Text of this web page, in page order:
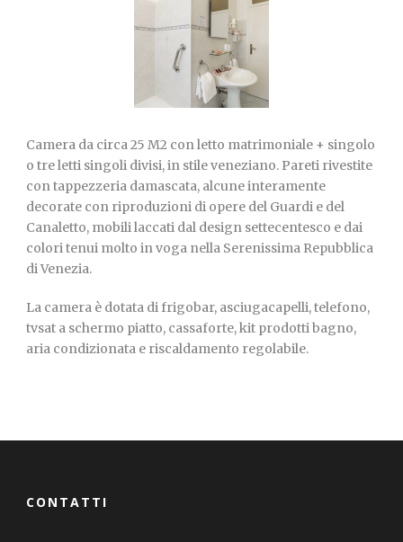
Camera da circa 25 M2 con letto matrimoniale + singolo
o tre letti singoli divisi, in stile veneziano. Pareti rivestite
con tappezzeria damascata, alcune interamente
decorate con riproduzioni di opere del Guardi e del
Canaletto, mobili laccati dal design settecentesco e dai
colori tenui molto in voga nella Serenissima Repubblica
di Venezia.
La camera è dotata di frigobar, asciugacapelli, telefono,
tvsat a schermo piatto, cassaforte, kit prodotti bagno,
aria condizionata e riscaldamento regolabile.
CONTATTI